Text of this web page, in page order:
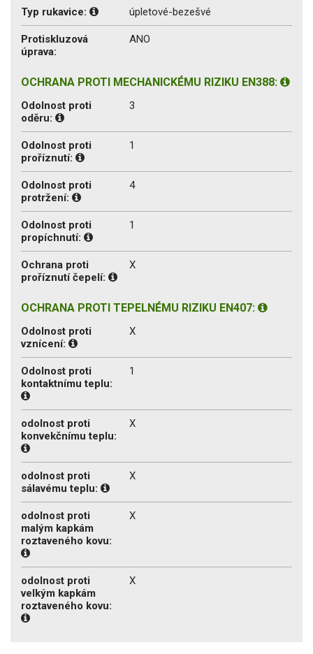
Typ rukavice: úpletové-bezešvé
Protiskluzová
úprava:
ANO
OCHRANA PROTI MECHANICKÉMU RIZIKU EN388:
Odolnost proti
oděru:
3
Odolnost proti
proříznutí:
1
Odolnost proti
protržení:
4
Odolnost proti
propíchnutí:
1
Ochrana proti
proříznutí čepelí:
X
OCHRANA PROTI TEPELNÉMU RIZIKU EN407:
Odolnost proti
vznícení:
X
Odolnost proti
kontaktnímu teplu:
1
odolnost proti
konvekčnímu teplu:
X
odolnost proti
sálavému teplu:
X
odolnost proti
malým kapkám
roztaveného kovu:
X
odolnost proti
velkým kapkám
roztaveného kovu:
X